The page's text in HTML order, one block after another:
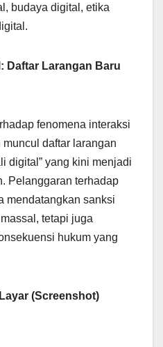
budaya digital, etika
Daftar Larangan Baru
fenomena interaksi
daftar larangan
digital” yang kini menjadi
Pelanggaran terhadap
mendatangkan sanksi
tetapi juga
hukum yang
(Screenshot)